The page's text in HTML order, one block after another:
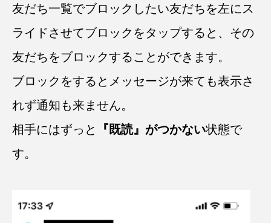
友だち一覧でブロックしたい友だちを左にス
ライドさせてブロックをタップすると、その
友だちをブロックすることができます。
ブロックをするとメッセージが来ても表示さ
れず通知も来ません。
相手にはずっと
『既読』がつかない状態で
す。